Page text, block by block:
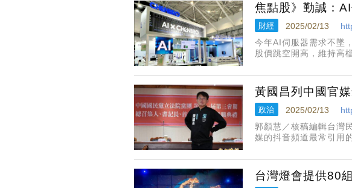
焦點股》勤誠：
財經 2025/02/13
今年AI伺服器需求不墜
股價跳空開高，維持高
黃國昌列中國官
政治 2025/02/13
郭顏慧／核稿編輯台灣
媒的抖音頻道最常引用
昌遇到問題只會大喊「
台灣燈會提供80